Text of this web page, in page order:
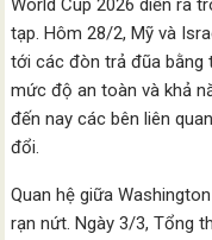
World Cup 2026 diễn ra
tạp. Hôm 28/2, Mỹ và
tới các đòn trả đũa bằng
mức độ an toàn và khả
đến nay các bên liên
đổi.
Quan hệ giữa
rạn nứt. Ngày 3/3, Tổng